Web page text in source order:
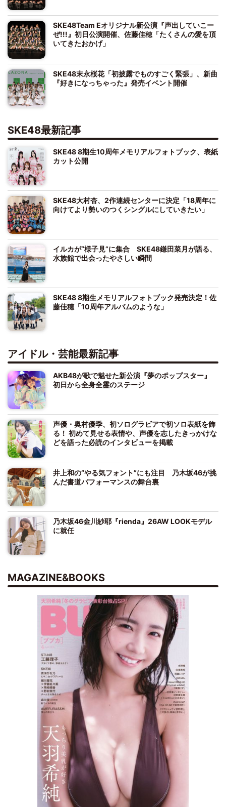
SKE48Team Eオリジナル新公演『声出していこー
ぜ!!!』初日公演開催、佐藤佳穂「たくさんの愛を頂
いてきたおかげ」
SKE48末永桜花「初披露でものすごく緊張」、新曲
『好きになっちゃった』発売イベント開催
SKE48最新記事
SKE48 8期生10周年メモリアルフォトブック、表紙
カット公開
SKE48大村杏、2作連続センターに決定「18周年に
向けてより勢いのつくシングルにしていきたい」
イルカが“様子見”に集合 SKE48鎌田菜月が語る、
水族館で出会ったやさしい瞬間
SKE48 8期生メモリアルフォトブック発売決定！佐
藤佳穂「10周年アルバムのような」
アイドル・芸能最新記事
AKB48が歌で魅せた新公演『夢のポップスター』
初日から全身全霊のステージ
声優・奥村優季、初ソログラビアで初ソロ表紙を飾
る！ 初めて見せる表情や、声優を志したきっかけな
どを語った必読のインタビューを掲載
井上和の“やる気フォント”にも注目 乃木坂46が挑
んだ書道パフォーマンスの舞台裏
乃木坂46金川紗耶『rienda』26AW LOOKモデル
に就任
MAGAZINE&BOOKS